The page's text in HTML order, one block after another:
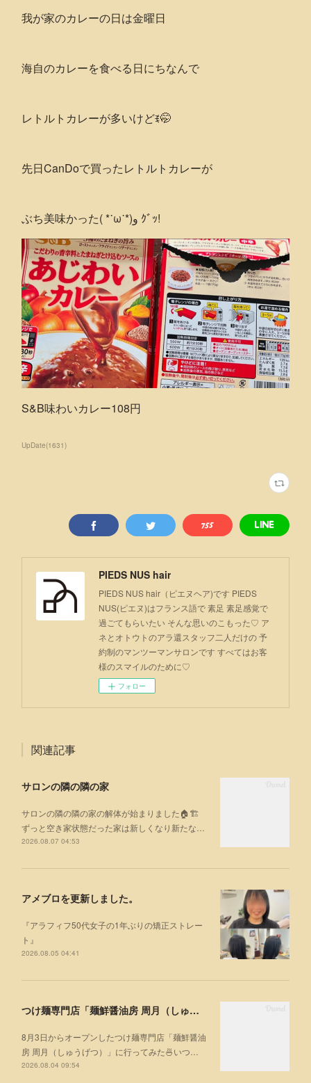
我が家のカレーの日は金曜日
海自のカレーを食べる日にちなんで
レトルトカレーが多いけどꉂ🤭
先日CanDoで買ったレトルトカレーが
ぶち美味かった( *˙ω˙*)و ｸﾞｯ!
S&B味わいカレー108円
UpDate(1631)
PIEDS NUS hair
PIEDS NUS hair（ピエヌヘア)です PIEDS
NUS(ピエヌ)はフランス語で 素足 素足感覚で
過ごてもらいたい そんな思いのこもった♡ ア
ネとオトウトのアラ還スタッフ二人だけの 予
約制のマンツーマンサロンです すべてはお客
様のスマイルのために♡
フォロー
関連記事
サロンの隣の隣の家
サロンの隣の隣の家の解体が始まりました🏠🏗
ずっと空き家状態だった家は新しくなり新たな…
2026.08.07 04:53
アメブロを更新しました。
『アラフィフ50代女子の1年ぶりの矯正ストレー
ト』
2026.08.05 04:41
つけ麺専門店「麺鮮醤油房 周月（しゅうげつ）」⁡ に行ってみた🍜
8月3日からオープンしたつけ麺専門店「麺鮮醤油
房 周月（しゅうげつ）」⁡に行ってみた🍜いつ…
2026.08.04 09:54